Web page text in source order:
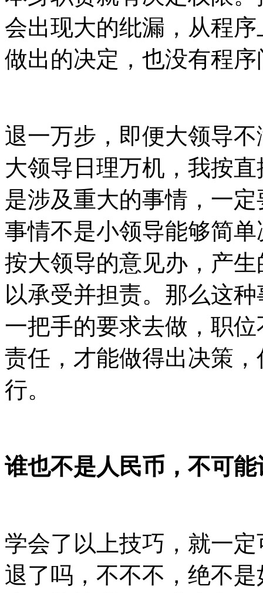
会出现大的纰漏，从程
做出的决定，也没有程序
退一万步，即便大领导
大领导日理万机，我按
是涉及重大的事情，一
事情不是小领导能够简
按大领导的意见办，产
以承受并担责。那么这
一把手的要求去做，职
责任，才能做得出决策
行。
谁也不是人民币，不可
学会了以上技巧，就一
退了吗，不不不，绝不